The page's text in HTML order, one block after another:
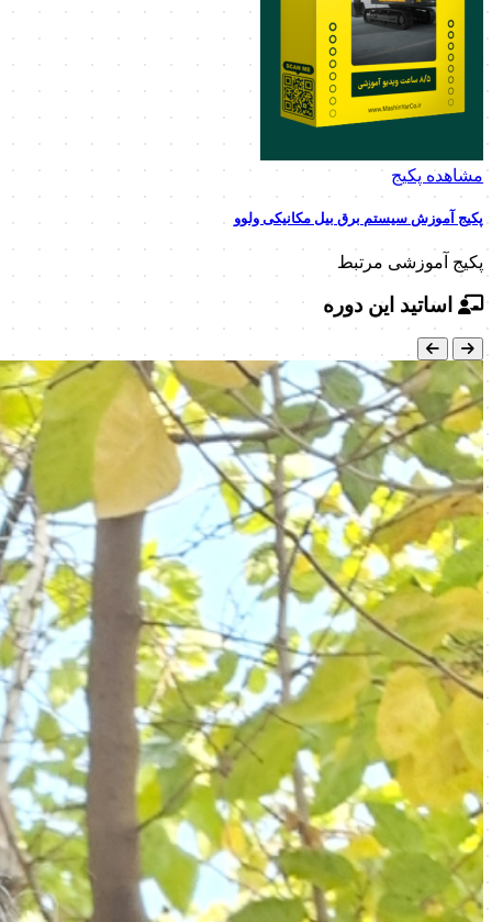
مشاهده پکیج
پکیج آموزش سیستم برق بیل مکانیکی ولوو
پکیج آموزشی مرتبط
اساتید این دوره